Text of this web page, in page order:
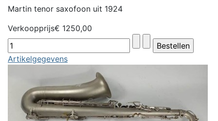
Martin tenor saxofoon uit 1924
Verkoopprijs€ 1250,00
Artikelgegevens